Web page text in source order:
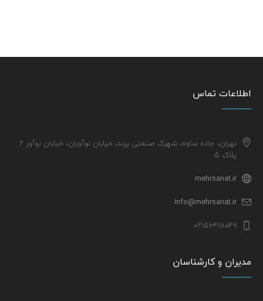
اطلاعات تماس
تهران، جاده ساوه، شهرک صنعتی پرند، خیابان نوآوران، خیابان نوآور ۲
پلاک ۵
mehrsanat.ir
info@mehrsanat.ir
۰۲۱۵۶۴۱۸۰۴۹
مدیران و کارشناسان